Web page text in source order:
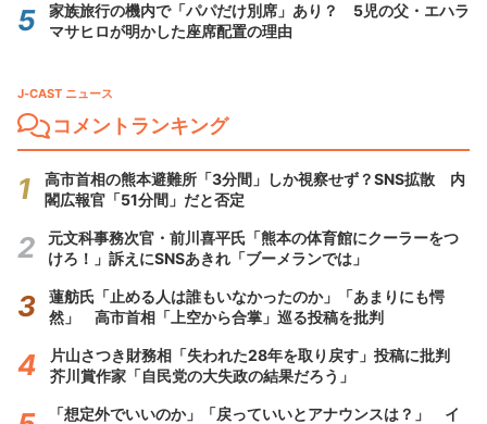
家族旅行の機内で「パパだけ別席」あり？ 5児の父・エハラ
マサヒロが明かした座席配置の理由
J-CAST ニュース
コメントランキング
高市首相の熊本避難所「3分間」しか視察せず？SNS拡散 内
閣広報官「51分間」だと否定
元文科事務次官・前川喜平氏「熊本の体育館にクーラーをつ
けろ！」訴えにSNSあきれ「ブーメランでは」
蓮舫氏「止める人は誰もいなかったのか」「あまりにも愕
然」 高市首相「上空から合掌」巡る投稿を批判
片山さつき財務相「失われた28年を取り戻す」投稿に批判
芥川賞作家「自民党の大失政の結果だろう」
「想定外でいいのか」「戻っていいとアナウンスは？」 イ